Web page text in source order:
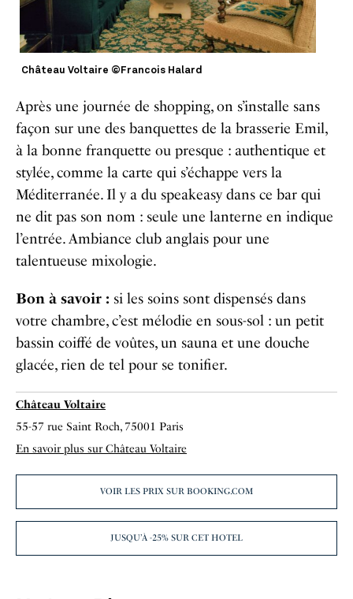
Château Voltaire ©Francois Halard
Après une journée de shopping, on s’installe sans
façon sur une des banquettes de la brasserie Emil,
à la bonne franquette ou presque : authentique et
stylée, comme la carte qui s’échappe vers la
Méditerranée. Il y a du speakeasy dans ce bar qui
ne dit pas son nom : seule une lanterne en indique
l’entrée. Ambiance club anglais pour une
talentueuse mixologie.
Bon à savoir : si les soins sont dispensés dans
votre chambre, c’est mélodie en sous-sol : un petit
bassin coiffé de voûtes, un sauna et une douche
glacée, rien de tel pour se tonifier.
Château Voltaire
55-57 rue Saint Roch, 75001 Paris
En savoir plus sur Château Voltaire
VOIR LES PRIX SUR BOOKING.COM
JUSQU’À -25% SUR CET HOTEL